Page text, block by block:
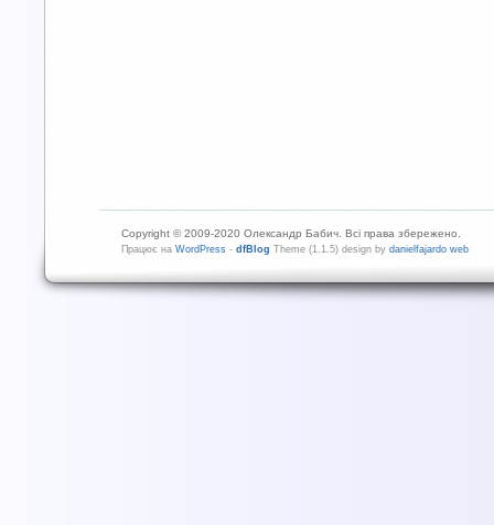
Copyright © 2009-2020 Олександр Бабич. Всі права збережено.
Працює на WordPress - dfBlog Theme (1.1.5) design by danielfajardo web